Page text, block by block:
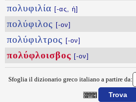
πολυφιλία [-ας, ἡ]
πολύφιλος [-ον]
πολύφιλτρος [-ον]
πολύφλοισβος [-ον]
Sfoglia il dizionario greco italiano a partire da: